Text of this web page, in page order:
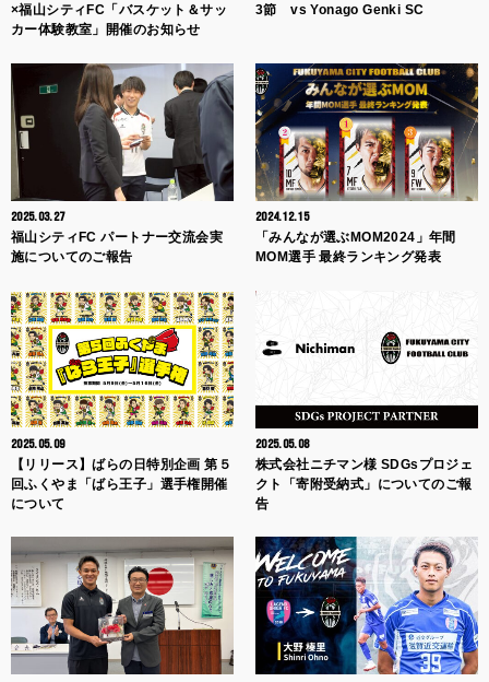
×福山シティFC「バスケット＆サッ
カー体験教室」開催のお知らせ
3節 vs Yonago Genki SC
2025.03.27
福山シティFC パートナー交流会実
施についてのご報告
2024.12.15
「みんなが選ぶMOM2024」年間
MOM選手 最終ランキング発表
2025.05.09
【リリース】ばらの日特別企画 第５
回ふくやま「ばら王子」選手権開催
について
2025.05.08
株式会社ニチマン様 SDGsプロジェ
クト「寄附受納式」についてのご報
告